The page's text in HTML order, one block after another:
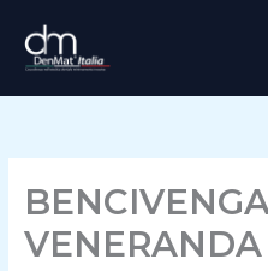
contenuto
VENERANDA